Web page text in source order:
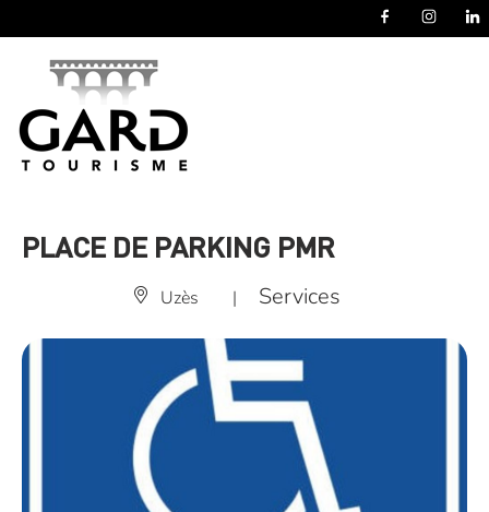
PLACE DE PARKING PMR
Uzès | Services